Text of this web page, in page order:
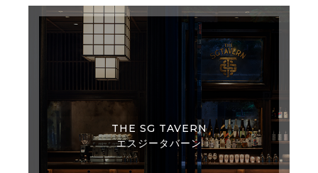
THE SG TAVERN
エスジータバーン